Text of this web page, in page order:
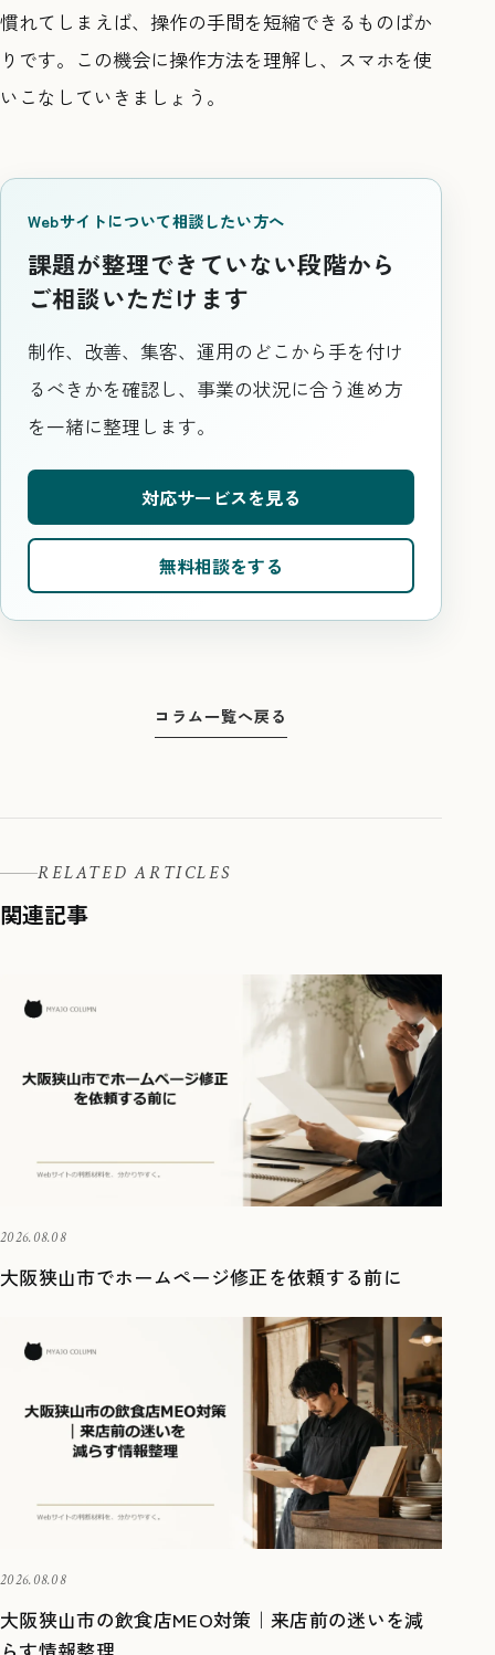
慣れてしまえば、操作の手間を短縮できるものばか
りです。この機会に操作方法を理解し、スマホを使
いこなしていきましょう。
Webサイトについて相談したい方へ
課題が整理できていない段階から
ご相談いただけます
制作、改善、集客、運用のどこから手を付け
るべきかを確認し、事業の状況に合う進め方
を一緒に整理します。
対応サービスを見る
無料相談をする
コラム一覧へ戻る
RELATED ARTICLES
関連記事
2026.08.08
大阪狭山市でホームページ修正を依頼する前に
2026.08.08
大阪狭山市の飲食店MEO対策｜来店前の迷いを減